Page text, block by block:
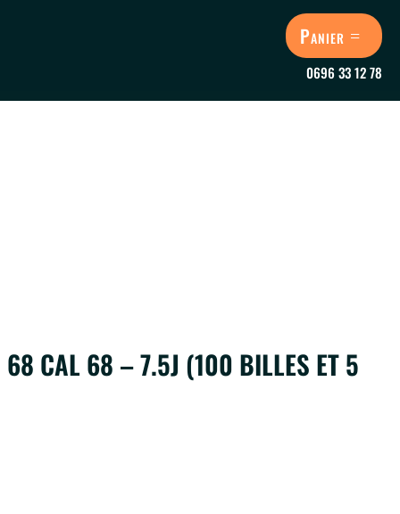
Panier
0696 33 12 78
68 CAL 68 – 7.5J (100 BILLES ET 5